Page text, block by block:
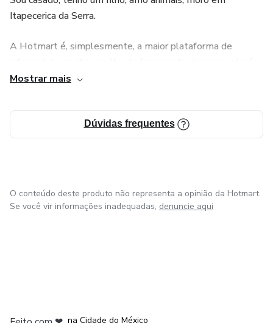
Itapecerica da Serra.
A Hotmart é, simplesmente, a maior plataforma de
digital.
Contato: jaimemartinnss@gmail.com
Pretendo continuar escrevendo pro resto da vida, minha
Gratidão a todos os leitores.
Mostrar mais
Dúvidas frequentes
O conteúdo deste produto não representa a opinião da Hotmart.
Se você vir informações inadequadas, denuncie aqui
na Cidade do México